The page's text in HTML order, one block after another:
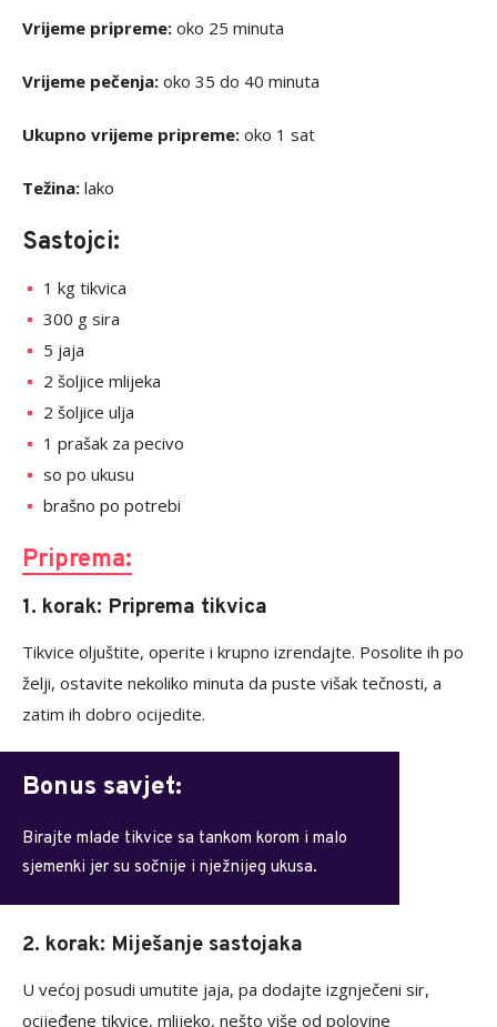
Vrijeme pripreme: oko 25 minuta
Vrijeme pečenja: oko 35 do 40 minuta
Ukupno vrijeme pripreme: oko 1 sat
Težina: lako
Sastojci:
1 kg tikvica
300 g sira
5 jaja
2 šoljice mlijeka
2 šoljice ulja
1 prašak za pecivo
so po ukusu
brašno po potrebi
Priprema:
1. korak: Priprema tikvica
Tikvice oljuštite, operite i krupno izrendajte. Posolite ih po
želji, ostavite nekoliko minuta da puste višak tečnosti, a
zatim ih dobro ocijedite.
Bonus savjet:
Birajte mlade tikvice sa tankom korom i malo
sjemenki jer su sočnije i nježnijeg ukusa.
2. korak: Miješanje sastojaka
U većoj posudi umutite jaja, pa dodajte izgnječeni sir,
ocijeđene tikvice, mlijeko, nešto više od polovine